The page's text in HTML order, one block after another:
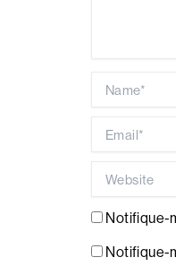
Notifique-
Notifique-